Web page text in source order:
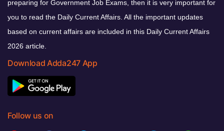
preparing for Government Job Exams, then it is very important for
you to read the Daily Current Affairs. All the important updates
based on current affairs are included in this Daily Current Affairs
2026 article.
Download Adda247 App
Follow us on